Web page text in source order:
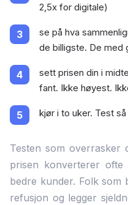
2,5x for digitale)
se på hva
de billigste. De med
sett prisen din i
fant. Ikke høyest.
kjør i to uker. Test
Testen som overrasker
prisen konverterer
bedre kunder. Folk som
refusjon og legger